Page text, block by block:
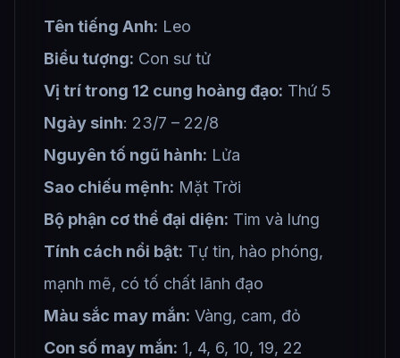
Tên tiếng Anh: Leo
Biểu tượng: Con sư tử
Vị trí trong 12 cung hoàng đạo: Thứ 5
Ngày sinh: 23/7 – 22/8
Nguyên tố ngũ hành: Lửa
Sao chiếu mệnh: Mặt Trời
Bộ phận cơ thể đại diện: Tim và lưng
Tính cách nổi bật: Tự tin, hào phóng,
mạnh mẽ, có tố chất lãnh đạo
Màu sắc may mắn: Vàng, cam, đỏ
Con số may mắn: 1, 4, 6, 10, 19, 22